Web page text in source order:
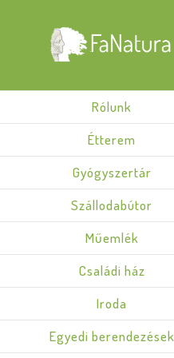
Rólunk
Étterem
Gyógyszertár
Szállodabútor
Műemlék
Családi ház
Iroda
Egyedi berendezések